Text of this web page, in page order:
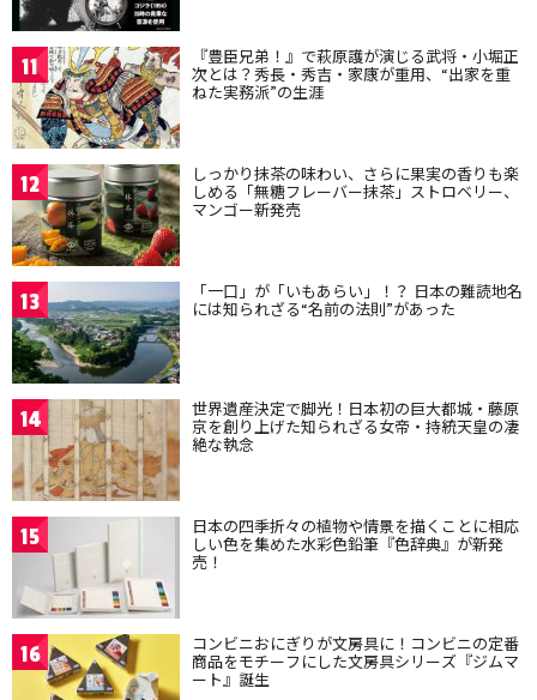
11 『豊臣兄弟！』で萩原護が演じる武将・小堀正
次とは？秀長・秀吉・家康が重用、“出家を重
ねた実務派”の生涯
12 しっかり抹茶の味わい、さらに果実の香りも楽
しめる「無糖フレーバー抹茶」ストロベリー、
マンゴー新発売
13 「一口」が「いもあらい」！？ 日本の難読地名
には知られざる“名前の法則”があった
14 世界遺産決定で脚光！日本初の巨大都城・藤原
京を創り上げた知られざる女帝・持統天皇の凄
絶な執念
15 日本の四季折々の植物や情景を描くことに相応
しい色を集めた水彩色鉛筆『色辞典』が新発
売！
16 コンビニおにぎりが文房具に！コンビニの定番
商品をモチーフにした文房具シリーズ『ジムマ
ート』誕生